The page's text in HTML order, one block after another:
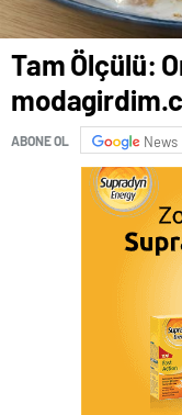
Tam Ölçülü:
ABONE OL News